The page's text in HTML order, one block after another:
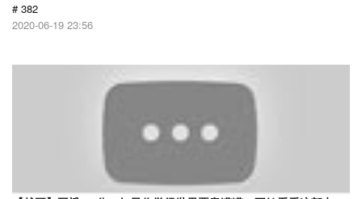
# 382
2020-06-19 23:56